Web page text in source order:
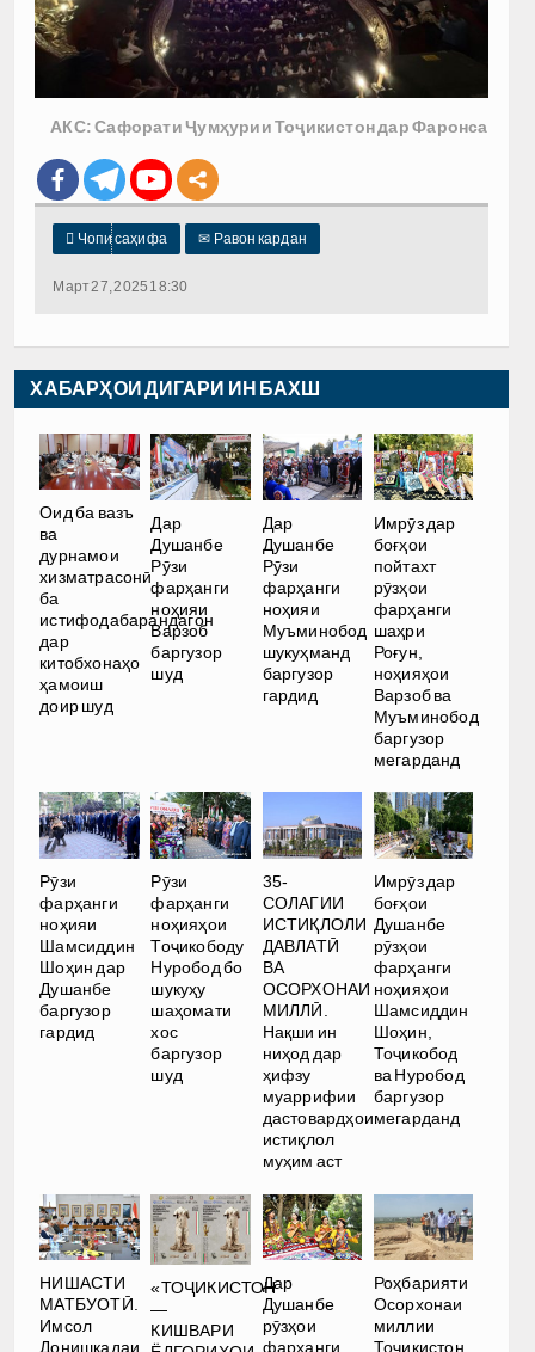
АКС: Сафорати Ҷумҳурии Тоҷикистон дар Фаронса
 Чопи саҳифа ✉ Равон кардан
Март 27, 2025 18:30
ХАБАРҲОИ ДИГАРИ ИН БАХШ
Оид ба вазъ
ва
дурнамои
хизматрасонӣ
ба
истифодабарандагон
дар
китобхонаҳо
ҳамоиш
доир шуд
Дар
Душанбе
Рӯзи
фарҳанги
ноҳияи
Варзоб
баргузор
шуд
Дар
Душанбе
Рӯзи
фарҳанги
ноҳияи
Муъминобод
шукуҳманд
баргузор
гардид
Имрӯз дар
боғҳои
пойтахт
рӯзҳои
фарҳанги
шаҳри
Роғун,
ноҳияҳои
Варзоб ва
Муъминобод
баргузор
мегарданд
Рӯзи
фарҳанги
ноҳияи
Шамсиддин
Шоҳин дар
Душанбе
баргузор
гардид
Рӯзи
фарҳанги
ноҳияҳои
Тоҷикободу
Нуробод бо
шукуҳу
шаҳомати
хос
баргузор
шуд
35-
СОЛАГИИ
ИСТИҚЛОЛИ
ДАВЛАТӢ
ВА
ОСОРХОНАИ
МИЛЛӢ.
Нақши ин
ниҳод дар
ҳифзу
муаррифии
дастовардҳои
истиқлол
муҳим аст
Имрӯз дар
боғҳои
Душанбе
рӯзҳои
фарҳанги
ноҳияҳои
Шамсиддин
Шоҳин,
Тоҷикобод
ва Нуробод
баргузор
мегарданд
НИШАСТИ
МАТБУОТӢ.
Имсол
Донишкадаи
«ТОҶИКИСТОН
—
КИШВАРИ
Дар
Душанбе
рӯзҳои
фарҳанги
Роҳбарияти
Осорхонаи
миллии
Тоҷикистон